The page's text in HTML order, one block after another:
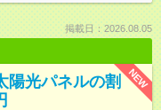
掲載日：2026.08.05
NEW
陽光パネルの割